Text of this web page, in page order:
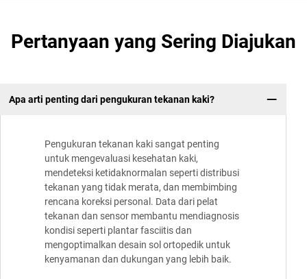
Pertanyaan yang Sering Diajukan
Apa arti penting dari pengukuran tekanan kaki?
Pengukuran tekanan kaki sangat penting
untuk mengevaluasi kesehatan kaki,
mendeteksi ketidaknormalan seperti distribusi
tekanan yang tidak merata, dan membimbing
rencana koreksi personal. Data dari pelat
tekanan dan sensor membantu mendiagnosis
kondisi seperti plantar fasciitis dan
mengoptimalkan desain sol ortopedik untuk
kenyamanan dan dukungan yang lebih baik.